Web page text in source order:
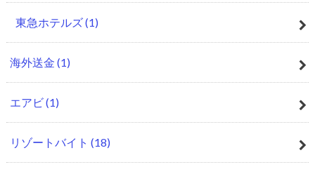
東急ホテルズ(1)
海外送金 (1)
エアビ(1)
リゾートバイト (18)